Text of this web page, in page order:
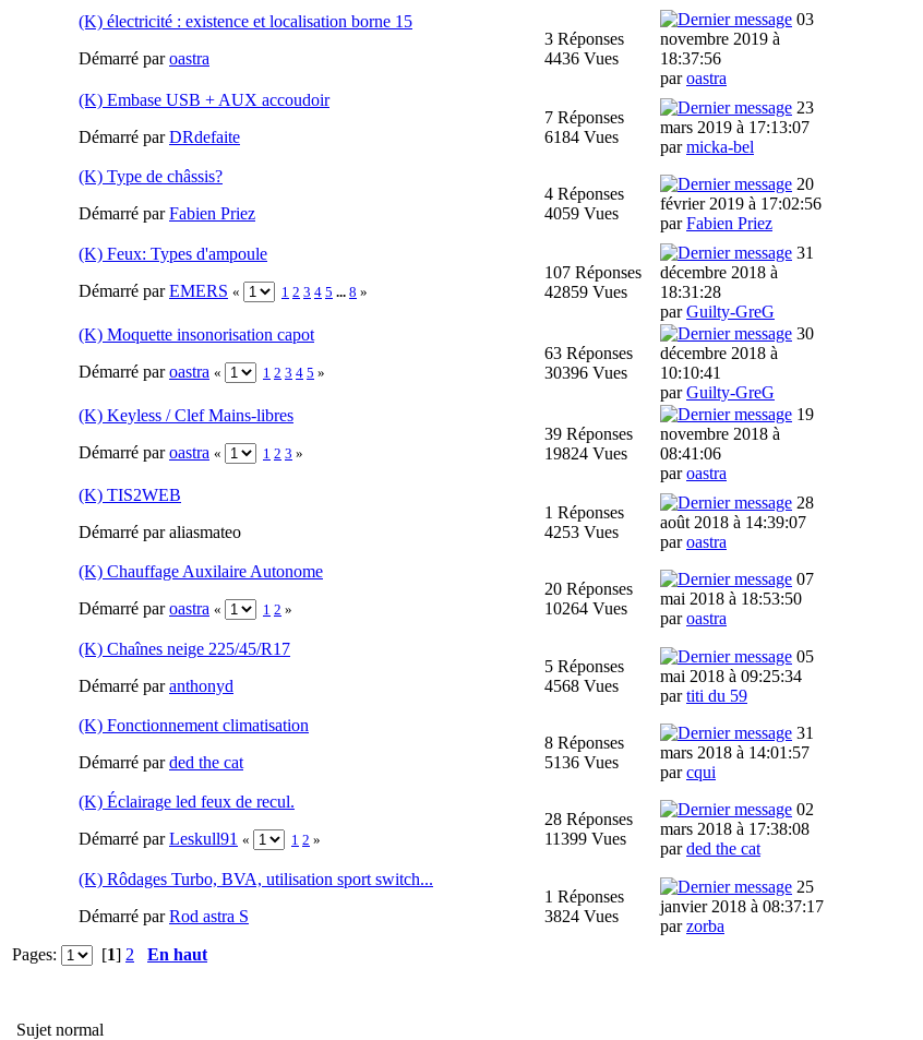
(K) électricité : existence et localisation borne 15
Démarré paroastra
3 Réponses
4436 Vues
03
novembre 2019 à
18:37:56
paroastra
(K) Embase USB + AUX accoudoir
Démarré parDRdefaite
7 Réponses
6184 Vues
23
mars 2019 à 17:13:07
parmicka-bel
(K) Type de châssis?
Démarré parFabien Priez
4 Réponses
4059 Vues
20
février 2019 à 17:02:56
parFabien Priez
(K) Feux: Types d'ampoule
Démarré parEMERS « 1 2 3 4 5 ... 8 »
107 Réponses
42859 Vues
31
décembre 2018 à
18:31:28
parGuilty-GreG
(K) Moquette insonorisation capot
Démarré paroastra « 1 2 3 4 5 »
63 Réponses
30396 Vues
30
décembre 2018 à
10:10:41
parGuilty-GreG
(K) Keyless / Clef Mains-libres
Démarré paroastra « 1 2 3 »
39 Réponses
19824 Vues
19
novembre 2018 à
08:41:06
paroastra
(K) TIS2WEB
Démarré par aliasmateo
1 Réponses
4253 Vues
28
août 2018 à 14:39:07
paroastra
(K) Chauffage Auxilaire Autonome
Démarré paroastra « 1 2 »
20 Réponses
10264 Vues
07
mai 2018 à 18:53:50
paroastra
(K) Chaînes neige 225/45/R17
Démarré paranthonyd
5 Réponses
4568 Vues
05
mai 2018 à 09:25:34
partiti du 59
(K) Fonctionnement climatisation
Démarré parded the cat
8 Réponses
5136 Vues
31
mars 2018 à 14:01:57
parcqui
(K) Éclairage led feux de recul.
Démarré parLeskull91 « 1 2 »
28 Réponses
11399 Vues
02
mars 2018 à 17:38:08
parded the cat
(K) Rôdages Turbo, BVA, utilisation sport switch...
Démarré parRod astra S
1 Réponses
3824 Vues
25
janvier 2018 à 08:37:17
parzorba
Pages:
[1] 2 En haut
Sujet normal